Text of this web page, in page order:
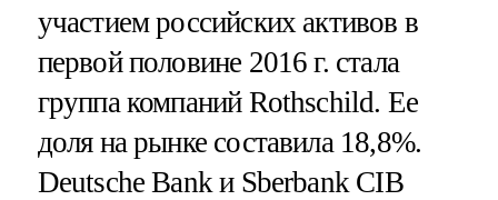
участием российских активов в
первой половине 2016 г. стала
группа компаний Rothschild. Ее
доля на рынке составила 18,8%.
Deutsche Bank и Sberbank CIB